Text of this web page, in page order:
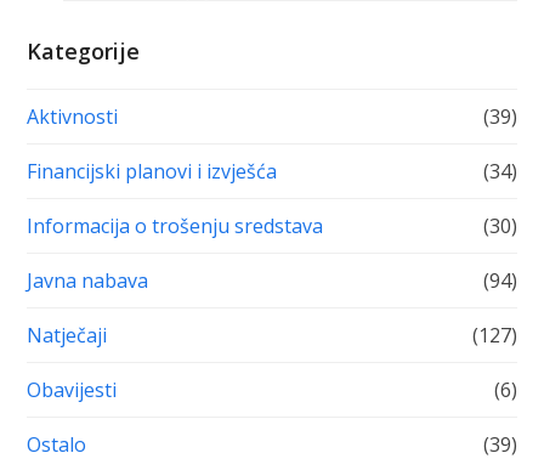
Kategorije
Aktivnosti (39)
Financijski planovi i izvješća (34)
Informacija o trošenju sredstava (30)
Javna nabava (94)
Natječaji (127)
Obavijesti (6)
Ostalo (39)